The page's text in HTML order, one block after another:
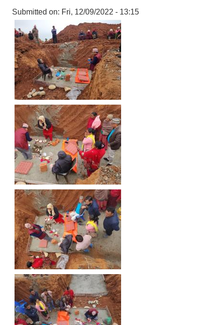
Submitted on: Fri, 12/09/2022 - 13:15